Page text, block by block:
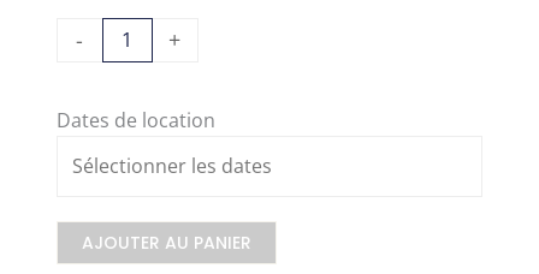
-
quantité
d'appoint
Tour
+
Dates de location
AJOUTER AU PANIER